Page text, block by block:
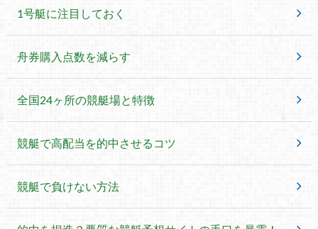
1号艇に注目しておく
舟券購入点数を減らす
全国24ヶ所の競艇場と特徴
競艇で高配当を的中させるコツ
競艇で負けない方法